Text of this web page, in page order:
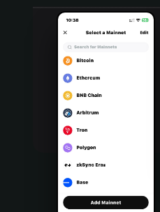
Italiano
Português (Portugal)
Bahasa Indonesia
Português (Brasil)
Español (Argentina)